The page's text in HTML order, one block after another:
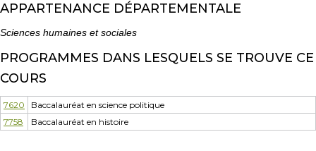
APPARTENANCE DÉPARTEMENTALE
Sciences humaines et sociales
PROGRAMMES DANS LESQUELS SE TROUVE CE
COURS
7620
Baccalauréat en science politique
7758
Baccalauréat en histoire